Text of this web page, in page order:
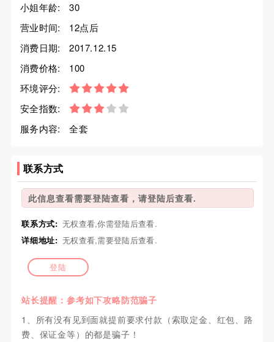
小姐年龄:
30
营业时间:
12点后
消费日期:
2017.12.15
消费价格:
100
环境评分:
安全指数:
服务内容:
全套
联系方式
此信息查看需要登陆查看，请登陆后查看.
联系方式: 无权查看,你需登陆后查看.
详细地址: 无权查看,需要登陆后查看.
登陆
站长提醒：参考如下攻略防范骗子
1、所有没有见到面就提前要求付款（索取定金、红包、路
费、保证金等）的都是骗子！